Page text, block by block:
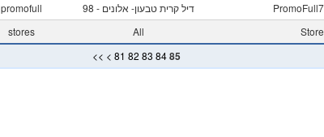
<< < 81 82 83 8485
promofull 98 - דיל קרית טבעון- אלונים
stores All